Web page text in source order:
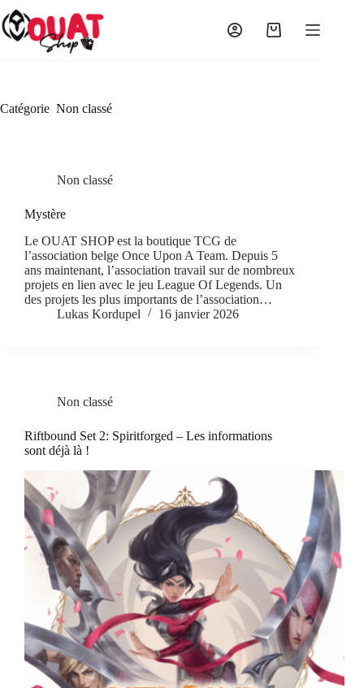
Passer
au
contenu
Panier
Catégorie Non classé
Non classé
Mystère
Le OUAT SHOP est la boutique TCG de
l’association belge Once Upon A Team. Depuis 5
ans maintenant, l’association travail sur de nombreux
projets en lien avec le jeu League Of Legends. Un
des projets les plus importants de l’association…
Lukas Kordupel
16 janvier 2026
Non classé
Riftbound Set 2: Spiritforged – Les informations
sont déjà là !